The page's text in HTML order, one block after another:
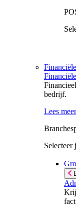
bedrijf.
Lees
Selecteer